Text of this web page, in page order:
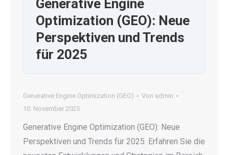
Generative Engine
Optimization (GEO): Neue
Perspektiven und Trends
für 2025
Generative Engine Optimization (GEO) Von admin
10. November 2025
Generative Engine Optimization (GEO): Neue
Perspektiven und Trends für 2025. Erfahren Sie die